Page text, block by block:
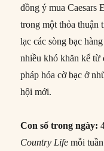
đồng ý mua Caesars
trong một thỏa thuận
lạc các sòng bạc
nhiều khó khăn kể
pháp hóa cờ bạc ở
hội mới.
Con số trong ngày:
Country Life mỗi